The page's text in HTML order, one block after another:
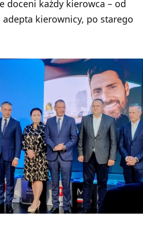
doceni każdy kierowca – od
kierownicy, po starego